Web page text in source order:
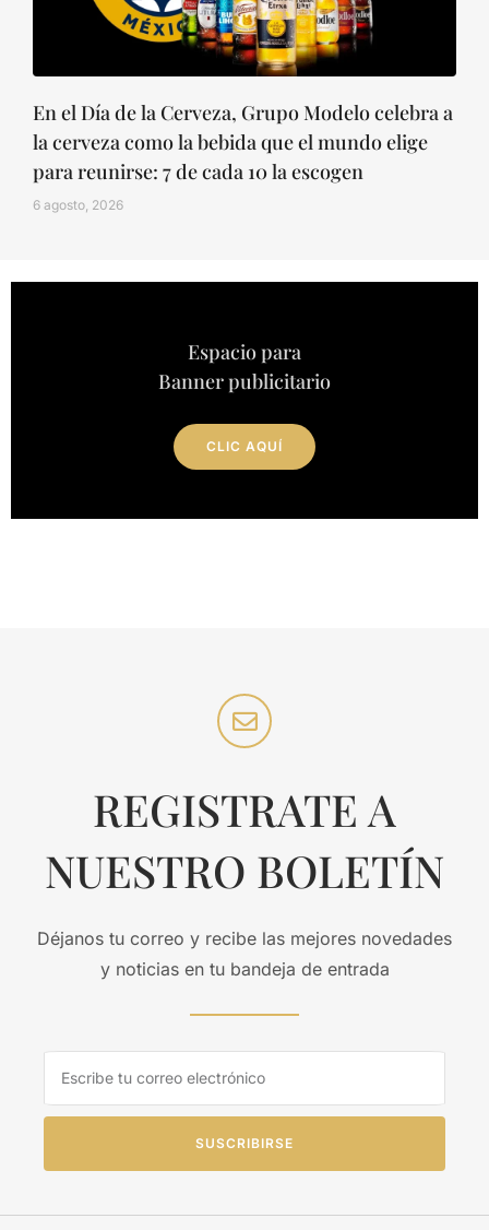
En el Día de la Cerveza, Grupo Modelo celebra a
la cerveza como la bebida que el mundo elige
para reunirse: 7 de cada 10 la escogen
6 agosto, 2026
Espacio para
Banner publicitario
CLIC AQUÍ
REGISTRATE A
NUESTRO BOLETÍN
Déjanos tu correo y recibe las mejores novedades
y noticias en tu bandeja de entrada
SUSCRIBIRSE